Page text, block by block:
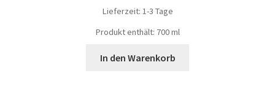
Lieferzeit: 1-3 Tage
Produkt enthält: 700ml
In den Warenkorb